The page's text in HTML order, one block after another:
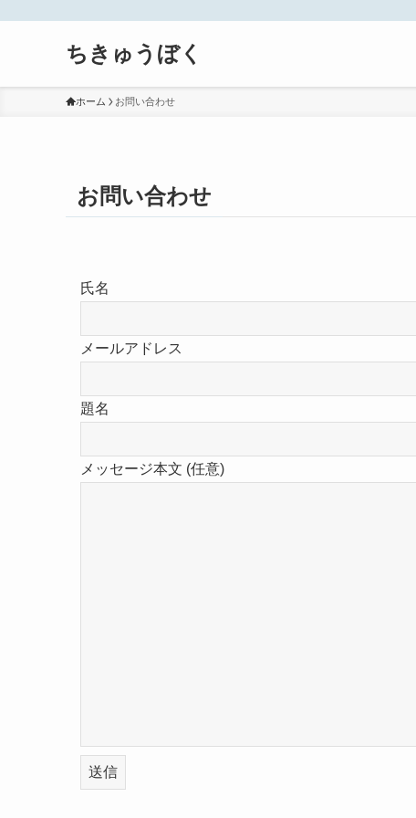
ちきゅうぼく
ホーム お問い合わせ
お問い合わせ
氏名
メールアドレス
題名
メッセージ本文 (任意)